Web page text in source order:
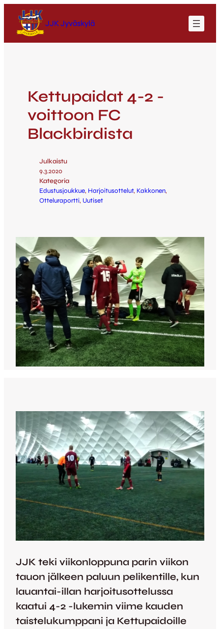
JJK Jyväskylä
Kettupaidat 4-2 -
voittoon FC
Blackbirdista
Julkaistu
9.3.2020
Kategoria
Edustusjoukkue, Harjoitusottelut, Kakkonen
Otteluraportti, Uutiset
JJK teki viikonloppuna parin viikon
tauon jälkeen paluun pelikentille, kun
lauantai-illan harjoitusottelussa
kaatui 4-2 -lukemin viime kauden
taistelukumppani ja Kettupaidoille